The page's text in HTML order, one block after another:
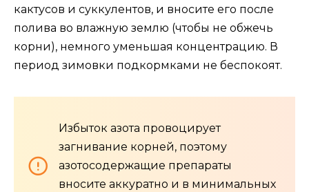
кактусов и суккулентов, и вносите его после
полива во влажную землю (чтобы не обжечь
корни), немного уменьшая концентрацию. В
период зимовки подкормками не беспокоят.
Избыток азота провоцирует
загнивание корней, поэтому
азотосодержащие препараты
вносите аккуратно и в минимальных